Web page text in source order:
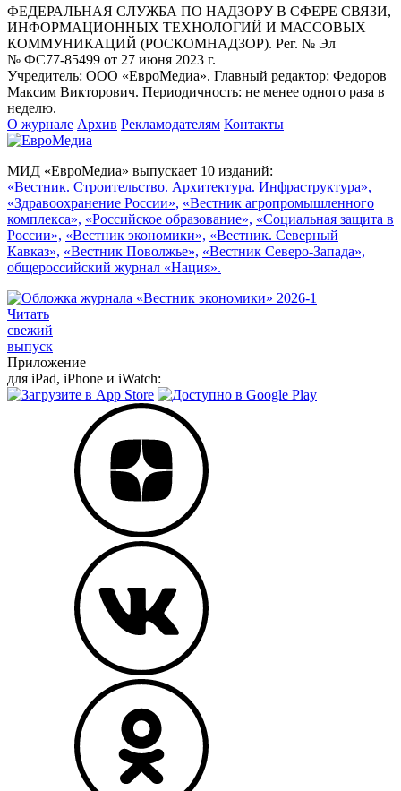
ФЕДЕРАЛЬНАЯ СЛУЖБА ПО НАДЗОРУ В СФЕРЕ СВЯЗИ,
ИНФОРМАЦИОННЫХ ТЕХНОЛОГИЙ И МАССОВЫХ
КОММУНИКАЦИЙ (РОСКОМНАДЗОР). Рег. № Эл
№ ФС77-85499 от 27 июня 2023 г.
Учредитель: ООО «ЕвроМедиа». Главный редактор: Федоров
Максим Викторович. Периодичность: не менее одного раза в
неделю.
О журнале Архив Рекламодателям Контакты
МИД «ЕвроМедиа» выпускает 10 изданий:
«Вестник. Строительство. Архитектура. Инфраструктура»,
«Здравоохранение России», «Вестник агропромышленного
комплекса», «Российское образование», «Социальная защита в
России», «Вестник экономики», «Вестник. Северный
Кавказ», «Вестник Поволжье», «Вестник Северо-Запада»,
общероссийский журнал «Нация».
Читать
свежий
выпуск
Приложение
для iPad, iPhone и iWatch: